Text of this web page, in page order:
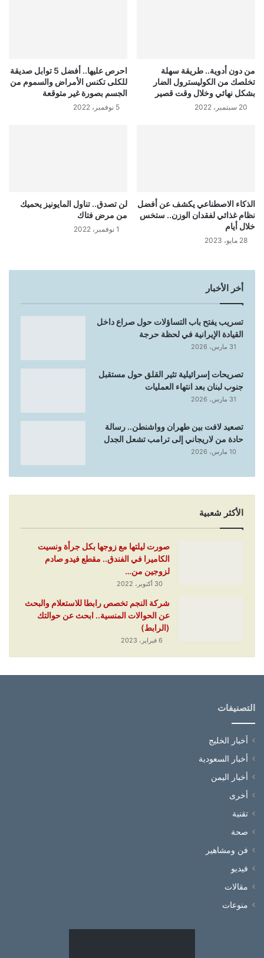
من دون أدوية.. طريقة سهلة
تخلصك من الكوليسترول الضار
بشكل نهائي وخلال وقت قصير
20 سبتمبر، 2022
احرص عليها.. أفضل 5 توابل صديقة
للكلى تكنس الأمراض والسموم من
الجسم بصورة غير متوقعة
5 نوفمبر، 2022
الذكاء الاصطناعي يكشف عن أفضل
نظام غذائي لفقدان الوزن.. ستخس
خلال أيام
28 مايو، 2023
لن تصدق.. تناول المايونيز يحميك
من مرض فتاك
1 نوفمبر، 2022
أخر الأخبار
تسريب يفتح باب التساؤلات حول صراع داخل
القيادة الإيرانية في لحظة حرجة
31 مارس، 2026
تصريحات إسرائيلية تثير القلق حول مستقبل
جنوب لبنان بعد انتهاء العمليات
31 مارس، 2026
تصعيد لافت بين طهران وواشنطن.. رسالة
حادة من لاريجاني إلى ترامب تشعل الجدل
10 مارس، 2026
الأكثر شعبية
صورت ليلتها مع زوجها بكل جرأة ونسيت
الكاميرا في الفندق.. مقطع فيدو صادم
لزوجين من…
30 أكتوبر، 2022
شركة النجم تخصص رابطا للاستعلام والبحث
عن الحوالات المنسية.. ابحث عن حوالتك
(الرابط)
6 فبراير، 2023
التصنيفات
أخبار الخليج
أخبار السعودية
أخبار اليمن
أخرى
تقنية
صحة
فن ومشاهير
فيديو
مقالات
منوعات